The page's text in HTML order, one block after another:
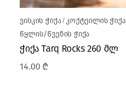
ვისკის ჭიქა კოქტეილის ჭიქა
წყლის/წვენის ჭიქა
ჭიქა Tarq Rocks 260 მლ
14.00 ₾